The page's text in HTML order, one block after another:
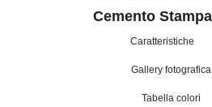
Cemento
Caratteristiche
Gallery fotografica
Tabella colori